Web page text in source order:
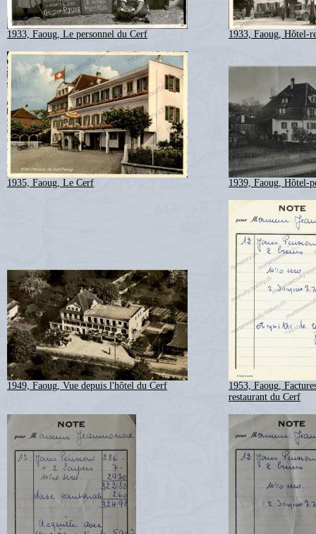
1933, Faoug, Le personnel du Cerf 1933, Faoug, Hôtel-
1935, Faoug, Le Cerf 1939, Faoug, Hôtel-
1949, Faoug, Vue depuis l'hôtel du Cerf
1953, Faoug,
restaurant du Cerf